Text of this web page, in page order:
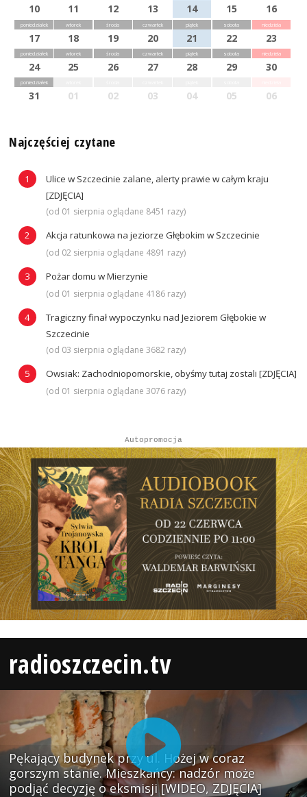
10 11 12 13 14 15 16
poniedziałek
17
wtorek
18
środa
19
czwartek
20
piątek
21
sobota
22
niedziela
23
poniedziałek
24
wtorek
25
środa
26
czwartek
27
piątek
28
sobota
29
niedziela
30
poniedziałek
31 01 02 03 04 05 06
Najczęściej czytane
Ulice w Szczecinie zalane, alerty prawie w całym kraju
[ZDJĘCIA]
(od 01 sierpnia oglądane 8451 razy)
Akcja ratunkowa na jeziorze Głębokim w Szczecinie
(od 02 sierpnia oglądane 4891 razy)
Pożar domu w Mierzynie
(od 01 sierpnia oglądane 4186 razy)
Tragiczny finał wypoczynku nad Jeziorem Głębokie w
Szczecinie
(od 03 sierpnia oglądane 3682 razy)
Owsiak: Zachodniopomorskie, obyśmy tutaj zostali [ZDJĘCIA]
(od 01 sierpnia oglądane 3076 razy)
Autopromocja
radioszczecin.tv
Pękający budynek przy ul. Hożej w coraz
gorszym stanie. Mieszkańcy: nadzór może
podjąć decyzję o eksmisji [WIDEO, ZDJĘCIA]